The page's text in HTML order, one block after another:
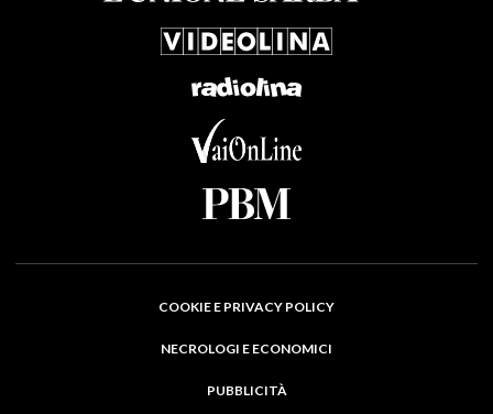
COOKIE E PRIVACY POLICY
NECROLOGI E ECONOMICI
PUBBLICITÀ